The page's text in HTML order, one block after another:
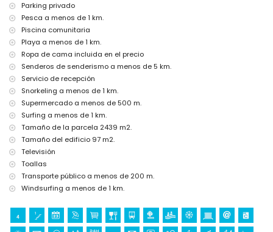
Lugares de interés y cultura en Xàbia, Costa Blanca
museo (Histórico de Xàbia), iglesia (Virgen del Loreto), monumento
(Pueblo de Xàbia), edificio arquitectónico (Histórico de Xàbia) y lugar
histórico (Pueblo de Xàbia) (a menos de 5 kilómetros del alojamiento)
ruina (Molinos del Viento y Xàbia) (a menos de 10 kilómetros del
alojamiento)
castillo (Portal de la Villa y Denia) (a menos de 25 kilómetros del
alojamiento)
Deportes
tenis, kayak, pesca, buceo, snorkel, surf, windsurf y esquí acuático (a
menos de 1000 metros del apartamento)
senderismo y ciclismo (a menos de 5 kilómetros del apartamento)
golf (Club de Golf, Xàbia) y equitación (a menos de 10 kilómetros del
apartamento)
escalada (a menos de 50 kilómetros del apartamento)
Parking privado
Pesca a menos de 1 km.
Piscina comunitaria
Playa a menos de 1 km.
Ropa de cama incluida en el precio
Senderos de senderismo a menos de 5 km.
Servicio de recepción
Snorkeling a menos de 1 km.
Supermercado a menos de 500 m.
Surfing a menos de 1 km.
Tamaño de la parcela 2439 m2.
Tamaño del edificio 97 m2.
Televisión
Toallas
Transporte público a menos de 200 m.
Windsurfing a menos de 1 km.